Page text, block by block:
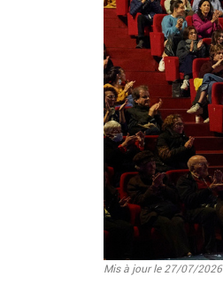
Mis à jour le 27/07/2026